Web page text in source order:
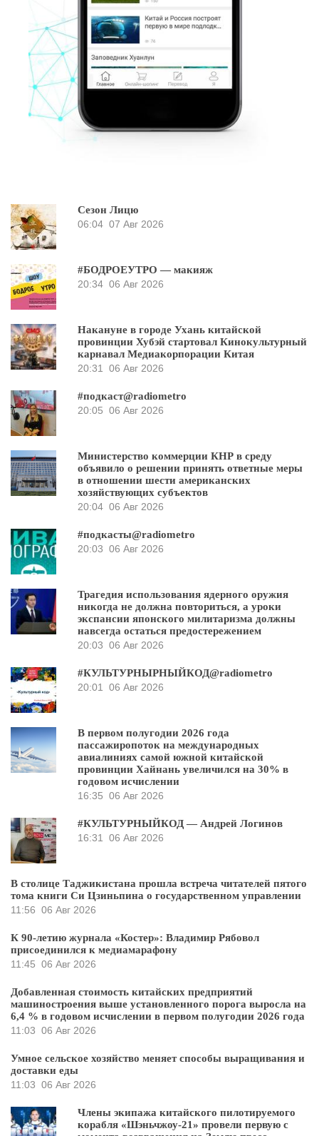
Сезон Лицю
06:04 07 Авг 2026
#БОДРОЕУТРО — макияж
20:34 06 Авг 2026
Накануне в городе Ухань китайской
провинции Хубэй стартовал Кинокультурный
карнавал Медиакорпорации Китая
20:31
06 Авг 2026
#подкаст@radiometro
20:05 06 Авг 2026
Министерство коммерции КНР в среду
объявило о решении принять ответные меры
в отношении шести американских
хозяйствующих субъектов
20:04 06 Авг 2026
#подкасты@radiometro
20:03 06 Авг 2026
Трагедия использования ядерного оружия
никогда не должна повториться, а уроки
экспансии японского милитаризма должны
навсегда остаться предостережением
20:03 06 Авг 2026
#КУЛЬТУРНЫРНЫЙКОД@radiometro
20:01
06 Авг 2026
В первом полугодии 2026 года
пассажиропоток на международных
авиалиниях самой южной китайской
провинции Хайнань увеличился на 30% в
годовом исчислении
16:35 06 Авг 2026
#КУЛЬТУРНЫЙКОД — Андрей Логинов
16:31
06 Авг 2026
В столице Таджикистана прошла встреча читателей пятого
тома книги Си Цзиньпина о государственном управлении
11:56 06 Авг 2026
К 90-летию журнала «Костер»: Владимир Рябовол
присоединился к медиамарафону
11:45 06 Авг 2026
Добавленная стоимость китайских предприятий
машиностроения выше установленного порога выросла на
6,4 % в годовом исчислении в первом полугодии 2026 года
11:03 06 Авг 2026
Умное сельское хозяйство меняет способы выращивания и
доставки еды
11:03 06 Авг 2026
Члены экипажа китайского пилотируемого
корабля «Шэньчжоу-21» провели первую с